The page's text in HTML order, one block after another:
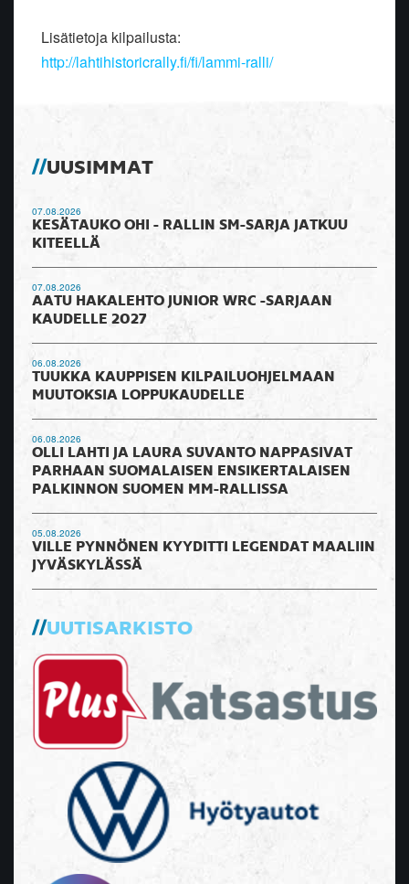
Lisätietoja kilpailusta:
http://lahtihistoricrally.fi/fi/lammi-ralli/
UUSIMMAT
07.08.2026
KESÄTAUKO OHI - RALLIN SM-SARJA JATKUU
KITEELLÄ
07.08.2026
AATU HAKALEHTO JUNIOR WRC -SARJAAN
KAUDELLE 2027
06.08.2026
TUUKKA KAUPPISEN KILPAILUOHJELMAAN
MUUTOKSIA LOPPUKAUDELLE
06.08.2026
OLLI LAHTI JA LAURA SUVANTO NAPPASIVAT
PARHAAN SUOMALAISEN ENSIKERTALAISEN
PALKINNON SUOMEN MM-RALLISSA
05.08.2026
VILLE PYNNÖNEN KYYDITTI LEGENDAT MAALIIN
JYVÄSKYLÄSSÄ
UUTISARKISTO